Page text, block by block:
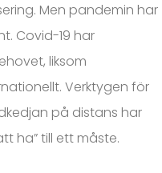
Men pandemin har
Covid-19 har
liksom
Verktygen för
på distans har
ha” till ett måste.